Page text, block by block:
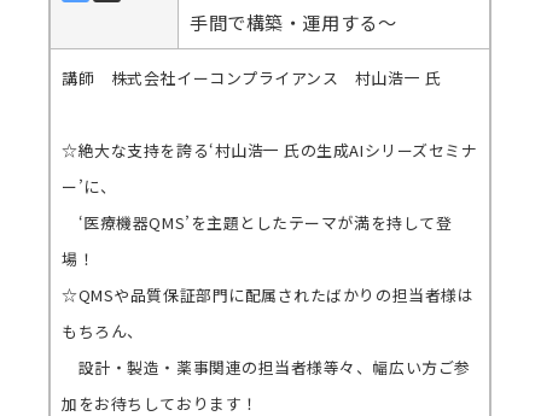
手間で構築・運用する～
講師 株式会社イーコンプライアンス 村山浩一 氏
☆絶大な支持を誇る‘村山浩一 氏の生成AIシリーズセミナ
ー’に、
‘医療機器QMS’を主題としたテーマが満を持して登
場！
☆QMSや品質保証部門に配属されたばかりの担当者様は
もちろん、
設計・製造・薬事関連の担当者様等々、幅広い方ご参
加をお待ちしております！